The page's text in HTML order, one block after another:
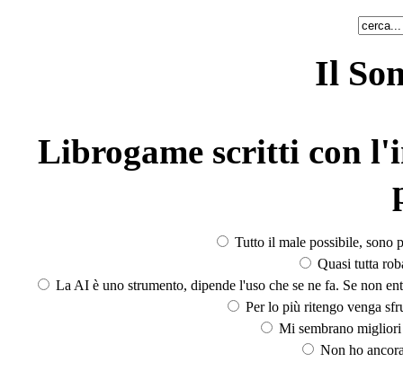
Il
Librogame scritti con
Tutto il male possibile, sono
Quasi tutta
La AI è uno strumento, dipende l'uso che se ne fa. Se non
Per lo più ritengo venga
Mi sembrano
Non ho